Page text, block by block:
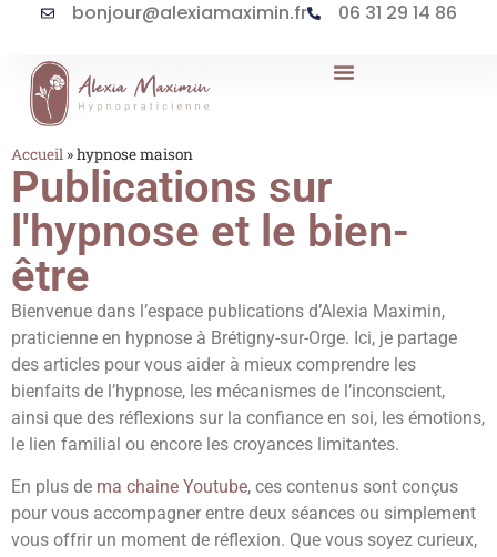
bonjour@alexiamaximin.fr 06 31 29 14 86
Accueil »hypnose maison
Publications sur
l'hypnose et le bien-
être
Bienvenue dans l’espace publications d’Alexia Maximin,
praticienne en hypnose à Brétigny-sur-Orge. Ici, je partage
des articles pour vous aider à mieux comprendre les
bienfaits de l’hypnose, les mécanismes de l’inconscient,
ainsi que des réflexions sur la confiance en soi, les émotions,
le lien familial ou encore les croyances limitantes.
En plus de ma chaine Youtube, ces contenus sont conçus
pour vous accompagner entre deux séances ou simplement
vous offrir un moment de réflexion. Que vous soyez curieux,